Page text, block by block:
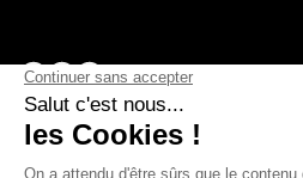
Page Facebook de Kollectif
Page Instagram de Kollectif
Page Linkedin de Kollectif